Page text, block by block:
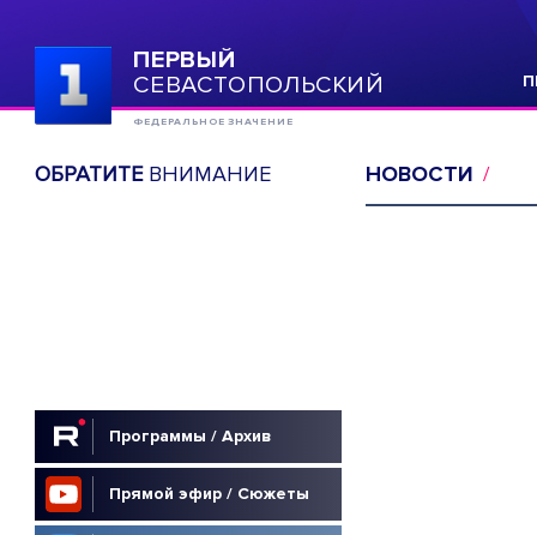
ПЕРВЫЙ
СЕВАСТОПОЛЬСКИЙ
ФЕДЕРАЛЬНОЕ ЗНАЧЕНИЕ
ОБРАТИТЕВНИМАНИЕ
Программы / Архив
Прямой эфир / Сюжеты
НОВОСТИ